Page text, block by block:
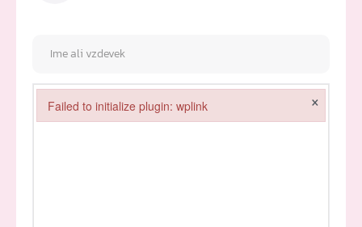
Failed to initialize plugin: wplink ×
Failed to initialize plugin: wplink